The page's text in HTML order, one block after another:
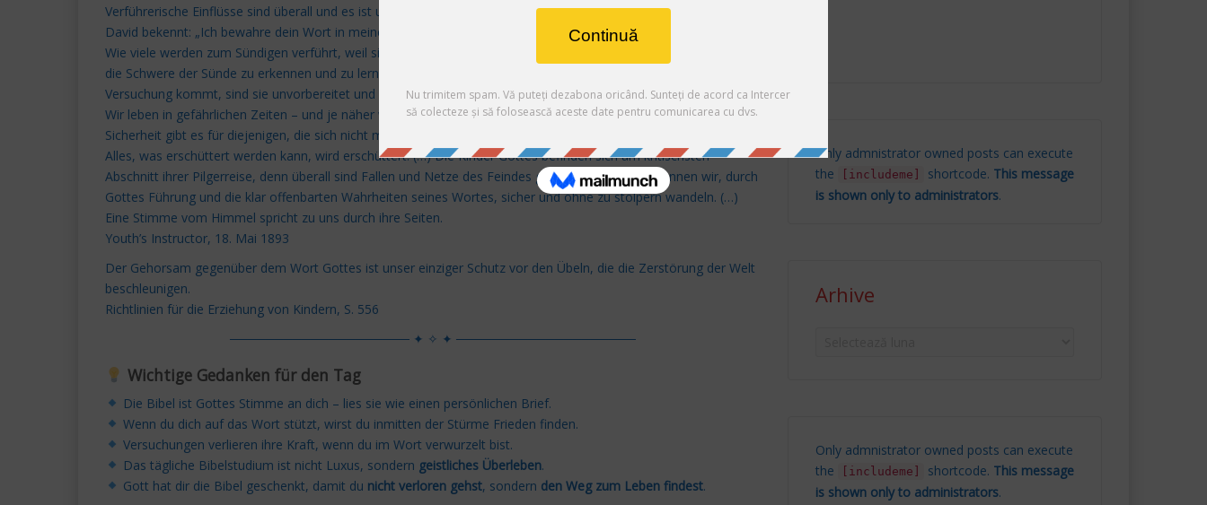
Verführerische Einflüsse sind überall und es ist unerlässlich, sich mit Jesus, deinem besten Freund, zu beraten.
David bekennt: „Ich bewahre dein Wort in meinem Herzen, damit ich nicht gegen dich sündige.“ Psalm 119,11
Wie viele werden zum Sündigen verführt, weil sie es versäumt haben, durch betendes Studium von Gottes Wort
die Schwere der Sünde zu erkennen und zu lernen, wie sie ihr entschieden widerstehen können! Wenn die
Versuchung kommt, sind sie unvorbereitet und kennen die Listen des Feindes nicht.
Wir leben in gefährlichen Zeiten – und je näher wir dem Ende der Weltgeschichte kommen, desto weniger
Sicherheit gibt es für diejenigen, die sich nicht mit dem Wort Gottes vertraut gemacht haben.
Alles, was erschüttert werden kann, wird erschüttert. (…) Die Kinder Gottes befinden sich am kritischsten
Abschnitt ihrer Pilgerreise, denn überall sind Fallen und Netze des Feindes gespannt. Und doch können wir, durch
Gottes Führung und die klar offenbarten Wahrheiten seines Wortes, sicher und ohne zu stolpern wandeln. (…)
Eine Stimme vom Himmel spricht zu uns durch ihre Seiten.
Youth’s Instructor, 18. Mai 1893
Der Gehorsam gegenüber dem Wort Gottes ist unser einziger Schutz vor den Übeln, die die Zerstörung der Welt
beschleunigen.
Richtlinien für die Erziehung von Kindern, S. 556
──────────────────── ✦ ✧ ✦ ────────────────────
Wichtige Gedanken für den Tag
Die Bibel ist Gottes Stimme an dich – lies sie wie einen persönlichen Brief.
Wenn du dich auf das Wort stützt, wirst du inmitten der Stürme Frieden finden.
Versuchungen verlieren ihre Kraft, wenn du im Wort verwurzelt bist.
Das tägliche Bibelstudium ist nicht Luxus, sondern geistliches Überleben.
Gott hat dir die Bibel geschenkt, damit du nicht verloren gehst, sondern den Weg zum Leben findest.
Only admnistrator owned posts can execute
the
[includeme] shortcode. This message
is shown only to administrators.
Arhive
Only admnistrator owned posts can execute
the
[includeme] shortcode. This message
is shown only to administrators.